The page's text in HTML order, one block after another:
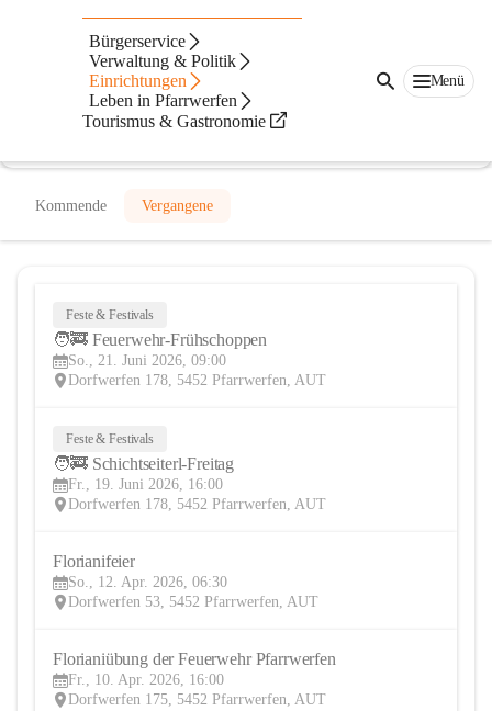
Bürgerservice
Verwaltung & Politik
Einrichtungen
Leben in Pfarrwerfen
Tourismus & Gastronomie
Menü
Freiwillige Feuerwehr Pfarrwerfen
@freiwillige-feuerwehr-pfarrwerfen
Feuerwehr
Kommende Vergangene
Feste & Festivals
🧑‍🚒 Feuerwehr-Frühschoppen
So., 21. Juni 2026, 09:00
Dorfwerfen 178, 5452 Pfarrwerfen, AUT
Feste & Festivals
🧑‍🚒 Schichtseiterl-Freitag
Fr., 19. Juni 2026, 16:00
Dorfwerfen 178, 5452 Pfarrwerfen, AUT
Florianifeier
So., 12. Apr. 2026, 06:30
Dorfwerfen 53, 5452 Pfarrwerfen, AUT
Florianiübung der Feuerwehr Pfarrwerfen
Fr., 10. Apr. 2026, 16:00
Dorfwerfen 175, 5452 Pfarrwerfen, AUT